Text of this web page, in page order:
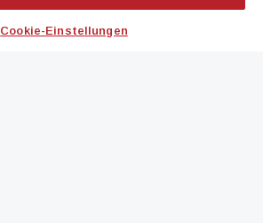
Cookie-Einstellungen